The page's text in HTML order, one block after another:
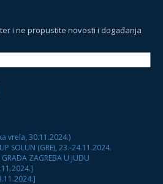
i ne propustite novosti i događanja
vrela, 30.11.2024.)
SOLUN (GRE), 23.-24.11.2024.
GRADA ZAGREBA U JUDU